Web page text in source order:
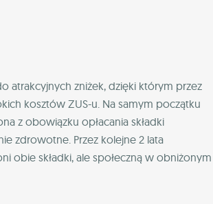
atrakcyjnych zniżek, dzięki którym przez
kosztów ZUS-u. Na samym początku
z obowiązku opłacania składki
zdrowotne. Przez kolejne 2 lata
obie składki, ale społeczną w obniżonym